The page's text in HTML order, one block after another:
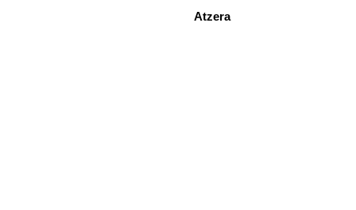
Atzera